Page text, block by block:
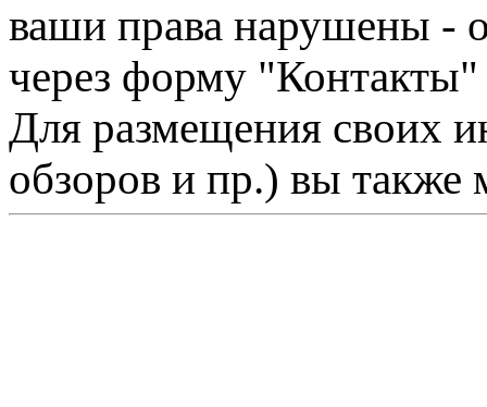
ваши права нарушены -
через форму "Контакты"
Для размещения своих
обзоров и пр.) вы также